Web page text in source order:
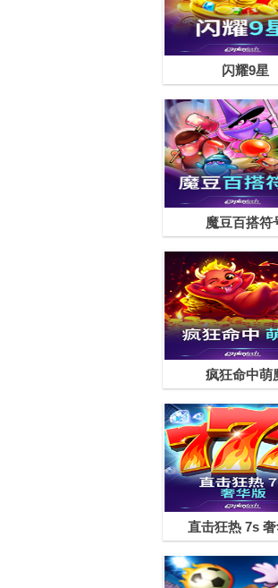
闪耀9星
魔豆百搭符
疯狂命中萌
直击狂热 7s